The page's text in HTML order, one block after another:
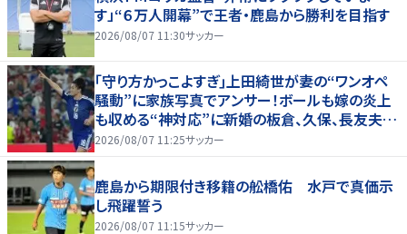
す」“６万人開幕”で王者・鹿島から勝利を目指す
2026/08/07 11:30サッカー
｢守り方かっこよすぎ｣上田綺世が妻の“ワンオペ
騒動”に家族写真でアンサー！ボールも嫁の炎上
も収める“神対応”に新婚の板倉、久保、長友夫妻
もエール！
2026/08/07 11:25サッカー
鹿島から期限付き移籍の舩橋佑 水戸で真価示
し飛躍誓う
2026/08/07 11:15サッカー